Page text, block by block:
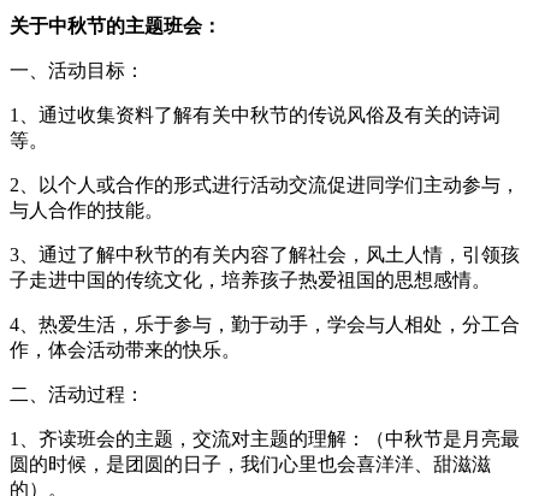
关于中秋节的主题班会：
一、活动目标：
1、通过收集资料了解有关中秋节的传说风俗及有关的诗词
等。
2、以个人或合作的形式进行活动交流促进同学们主动参与，
与人合作的技能。
3、通过了解中秋节的有关内容了解社会，风土人情，引领孩
子走进中国的传统文化，培养孩子热爱祖国的思想感情。
4、热爱生活，乐于参与，勤于动手，学会与人相处，分工合
作，体会活动带来的快乐。
二、活动过程：
1、齐读班会的主题，交流对主题的理解：（中秋节是月亮最
圆的时候，是团圆的日子，我们心里也会喜洋洋、甜滋滋
的）。